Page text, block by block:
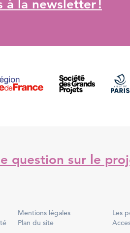
à la newsletter !
question sur le
Mentions légales Les
Plan du site